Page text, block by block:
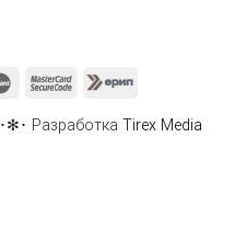
･✻･ Разработка Tirex Media